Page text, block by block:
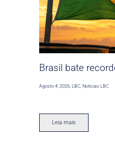
Brasil bate
Agosto 4, 2026 ,LBC Noticias LBC
Leia mais